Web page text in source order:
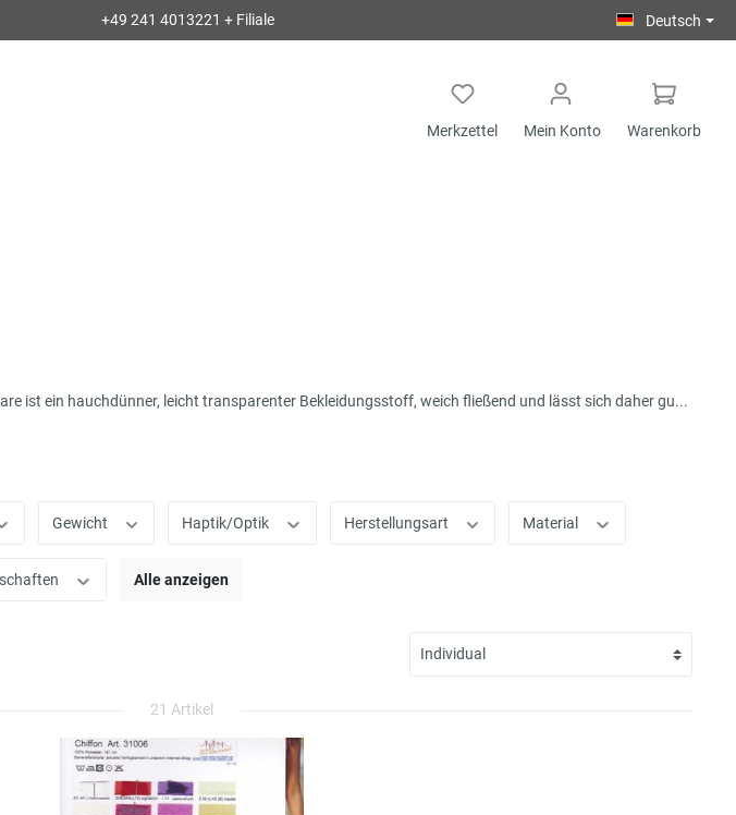
+49 241 4013221 + Filiale Deutsch
Merkzettel Mein Konto Warenkorb
ist ein hauchdünner, leicht transparenter Bekleidungsstoff, weich fließend und lässt sich daher gu...
Gewicht Haptik/Optik Herstellungsart Material
Alle anzeigen
21 Artikel